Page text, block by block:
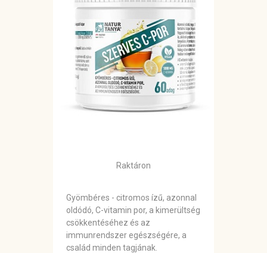
Raktáron
Gyömbéres - citromos ízű, azonnal
oldódó, C-vitamin por, a kimerültség
csökkentéséhez és az
immunrendszer egészségére, a
család minden tagjának.